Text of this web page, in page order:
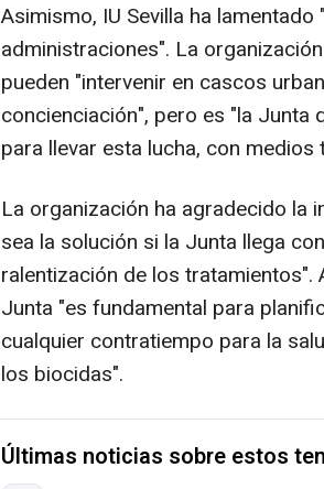
Asimismo, IU Sevilla ha
administraciones". La
pueden "intervenir en cascos
concienciación", pero es "la
para llevar esta lucha, con
La organización ha agradecido la
sea la solución si la Junta llega
ralentización de los
Junta "es fundamental para
cualquier contratiempo para la
los biocidas".
Últimas noticias sobre estos